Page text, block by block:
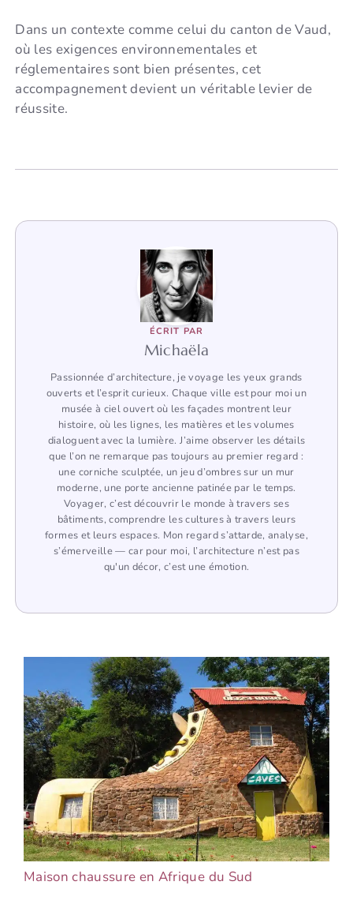
Dans un contexte comme celui du canton de Vaud,
où les exigences environnementales et
réglementaires sont bien présentes, cet
accompagnement devient un véritable levier de
réussite.
ÉCRIT PAR
Michaëla
Passionnée d’architecture, je voyage les yeux grands
ouverts et l’esprit curieux. Chaque ville est pour moi un
musée à ciel ouvert où les façades montrent leur
histoire, où les lignes, les matières et les volumes
dialoguent avec la lumière. J’aime observer les détails
que l’on ne remarque pas toujours au premier regard :
une corniche sculptée, un jeu d’ombres sur un mur
moderne, une porte ancienne patinée par le temps.
Voyager, c’est découvrir le monde à travers ses
bâtiments, comprendre les cultures à travers leurs
formes et leurs espaces. Mon regard s’attarde, analyse,
s’émerveille — car pour moi, l’architecture n’est pas
qu'un décor, c’est une émotion.
Maison chaussure en Afrique du Sud